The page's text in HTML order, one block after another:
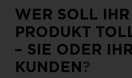
WER SOLL IHR
PRODUKT
– SIE ODER
KUNDEN?